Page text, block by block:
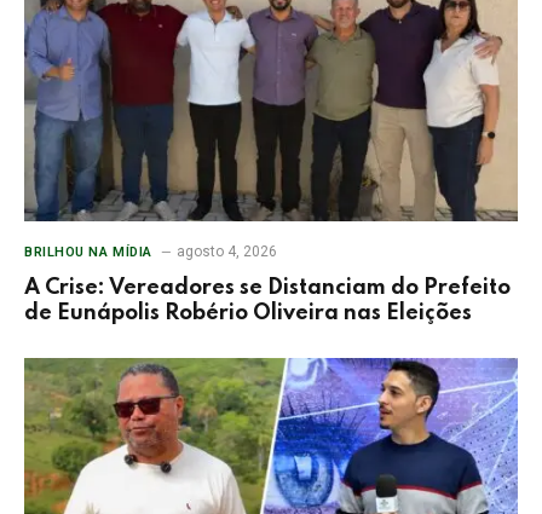
BRILHOU NA MÍDIA agosto 4, 2026
A Crise: Vereadores se Distanciam do Prefeito
de Eunápolis Robério Oliveira nas Eleições